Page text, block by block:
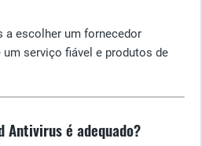
a escolher um fornecedor
serviço fiável e produtos de
Antivirus é adequado?